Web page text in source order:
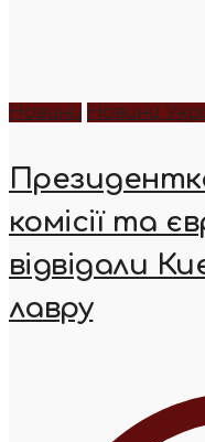
Новини Новини
комісії та
відвідали
лавру